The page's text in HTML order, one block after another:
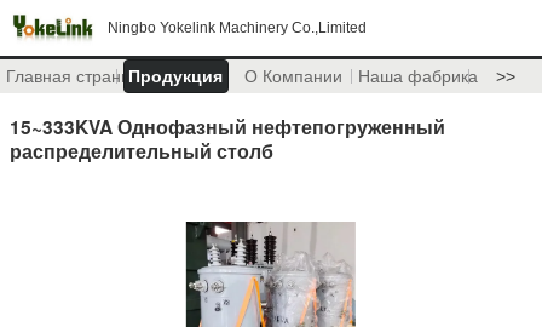
Ningbo Yokelink Machinery Co.,Limited
Главная страницаПродукция О Компании Наша фабрика >>
15~333KVA Однофазный нефтепогруженный
распределительный столб